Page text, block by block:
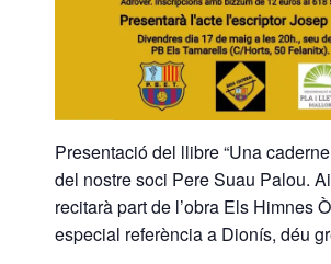
Presentació del llibre “Una
del nostre soci Pere Suau Palou.
recitarà part de l’obra Els Himnes
especial referència a Dionís, déu